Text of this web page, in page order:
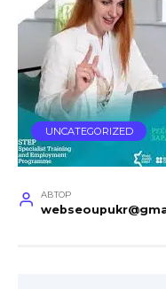
UNCATEGORIZED
АВТОР